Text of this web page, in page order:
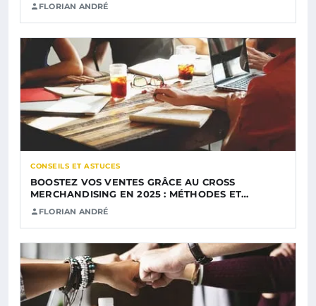
FLORIAN ANDRÉ
CONSEILS ET ASTUCES
BOOSTEZ VOS VENTES GRÂCE AU CROSS
MERCHANDISING EN 2025 : MÉTHODES ET…
FLORIAN ANDRÉ